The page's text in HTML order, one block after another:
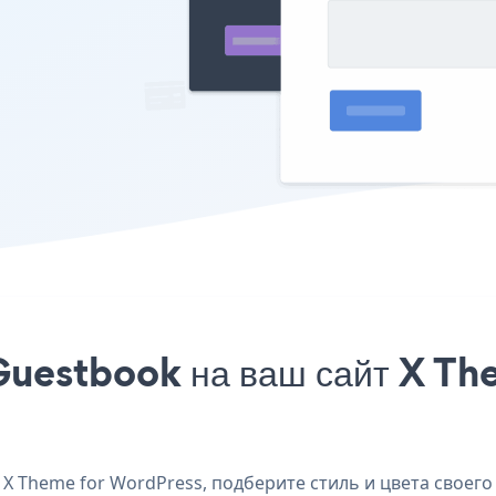
на ваш сайт X
Theme for WordPress, подберите стиль и цвета